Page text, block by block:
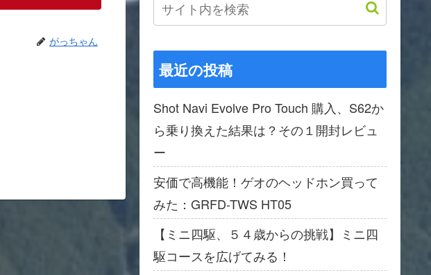
がっちゃん
最近の投稿
Shot Navi Evolve Pro Touch 購入、S62か
ら乗り換えた結果は？その１開封レビュ
ー
安価で高機能！ゲオのヘッドホン買って
みた：GRFD-TWS HT05
【ミニ四駆、５４歳からの挑戦】ミニ四
駆コースを広げてみる！